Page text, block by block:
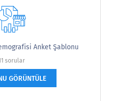
Anket Şablonu
sorular
GÖRÜNTÜLE